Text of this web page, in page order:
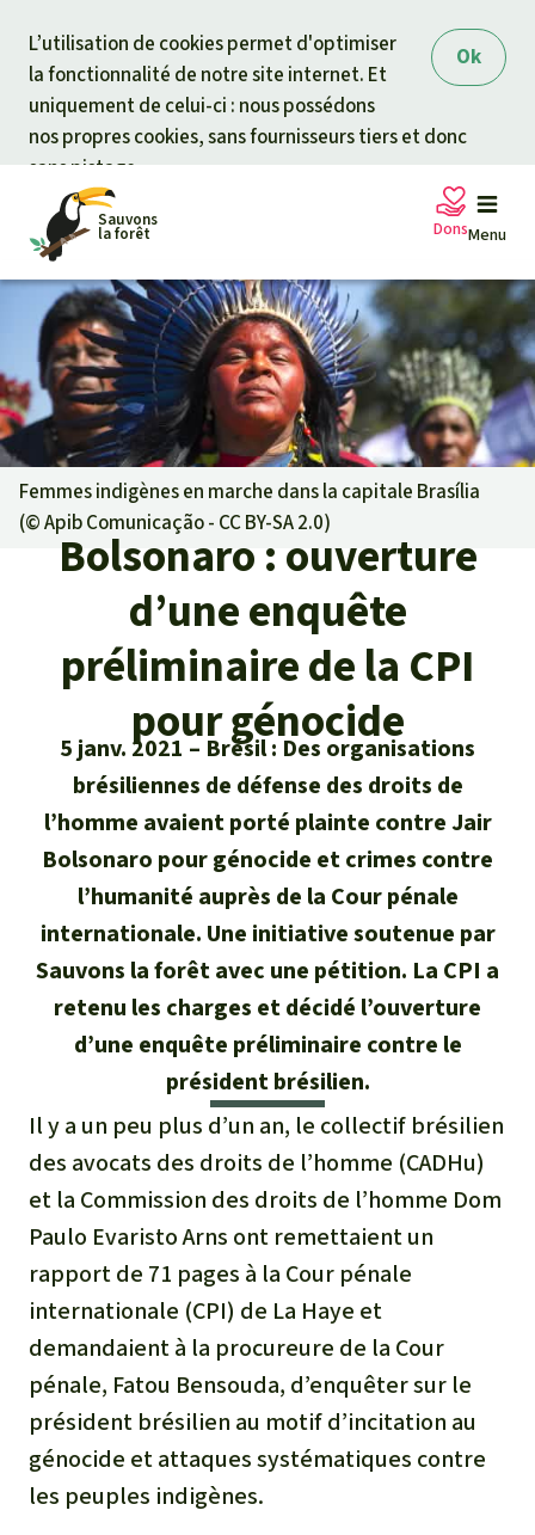
Ok
L’utilisation de cookies permet d'optimiser
la fonctionnalité de notre site internet. Et
uniquement de celui-ci : nous possédons
nos propres cookies, sans fournisseurs tiers et donc
sans pistage.
Sauvons
la forêt Menu
Pétitions
Projets
Informations
Pour approfondir
Succès
Lettre d'information
Thématiques
Climat et forêt tropicale
La biodiversité
L'huile de palme
Les aires protégées
La forêt tropicale
Le bois tropical
Les biocarburants
L’aluminium
L'élevage industriel
L'or
L'accaparement des terres
Le braconnage
Les barrages
Le ciment et le béton
Association
Sauvons la forêt
Qui sommes-nous ?
Nous contacter
Transparence
Questions fréquentes
Rapports annuels
Mentions légales
Médias
Communiqués
Dans la presse
Recherche
Français
Deutsch
Español
Italiano
Português
Indonesia
Dons
Votre soutien est capital
Don général
Fonds d'urgence
Certificats de don
Questions & réponses
Don pour un thème
Protection des animaux
Protection des forêts tropicales
Soutien aux activistes
Don pour une région
Asie du Sud-Est
Afrique
Amérique latine
Femmes indigènes en marche dans la capitale Brasília
(©Apib Comunicação - CC BY-SA 2.0)
Bolsonaro : ouverture
d’une enquête
préliminaire de la CPI
pour génocide
5 janv. 2021
Brésil : Des organisations
brésiliennes de défense des droits de
l’homme avaient porté plainte contre Jair
Bolsonaro pour génocide et crimes contre
l’humanité auprès de la Cour pénale
internationale. Une initiative soutenue par
Sauvons la forêt avec une pétition. La CPI a
retenu les charges et décidé l’ouverture
d’une enquête préliminaire contre le
président brésilien.
Il y a un peu plus d’un an, le collectif brésilien
des avocats des droits de l’homme (CADHu)
et la Commission des droits de l’homme Dom
Paulo Evaristo Arns ont remettaient un
rapport de 71 pages à la Cour pénale
internationale (CPI) de La Haye et
demandaient à la procureure de la Cour
pénale, Fatou Bensouda, d’enquêter sur le
président brésilien au motif d’incitation au
génocide et attaques systématiques contre
les peuples indigènes.